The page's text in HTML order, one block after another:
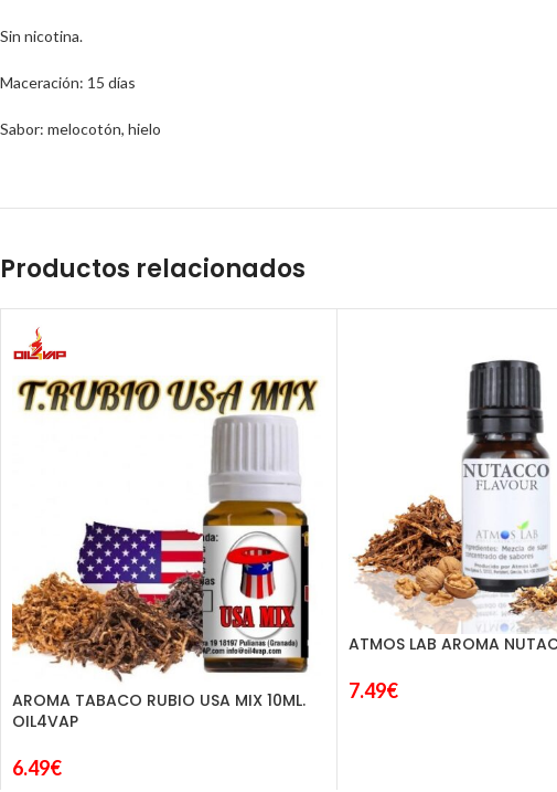
Sin nicotina.
Maceración: 15 días
Sabor: melocotón, hielo
Productos relacionados
AROMA TABACO RUBIO USA MIX 10ML.
OIL4VAP
6.49€
ATMOS LAB AROMA
7.49€